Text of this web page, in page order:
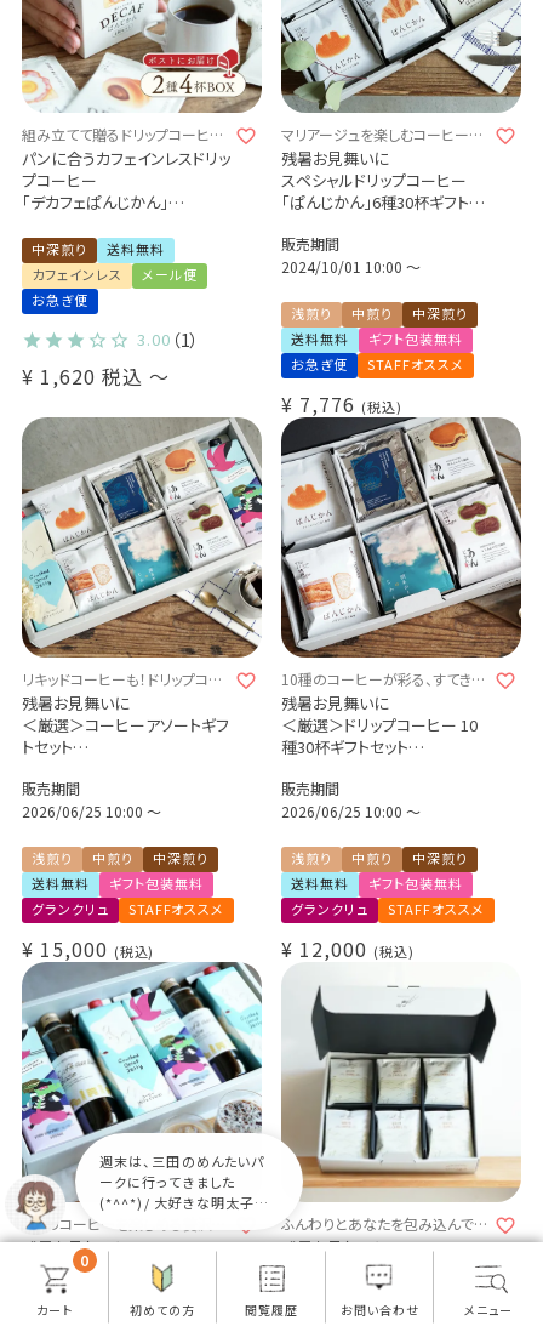
組み立てて贈るドリップコーヒー
4杯ギフト♪
パンに合うカフェインレスドリッ
プコーヒー
「デカフェぱんじかん」
立てキット
プチギフト メール便 送料無料
ご自身で作るキットをお届け♪
おかずパンに合う珈琲
おやつパンに合う珈琲
中深煎り
送料無料
カフェインレス
メール便
お急ぎ便
3.00 （1）
¥ 1,620 税込 〜
マリアージュを楽しむコーヒーギ
フト
残暑お見舞いに
スペシャルドリップコーヒー
「ぱんじかん」6種30杯ギフトセ
（カフェインレスコーヒー 2種
10杯＋スペシャルティコーヒー
パンに合う珈琲 プレゼント 贈
り物 アソートセット
販売期間
2024/10/01 10:00〜
浅煎り 中煎り
中深煎り
送料無料
ギフト包装無料
お急ぎ便
STAFFオススメ
¥ 7,776 税込
リキッドコーヒーも！ドリップコー
ヒーも！たっぷり詰め合わせまし
た♪
残暑お見舞いに
＜厳選＞コーヒーアソートギフ
トセット
コーヒー 10種30杯
クラッシュドデカフェゼリー カ
グランクリュ スペシャルティ
数量限定 期間限定 送料無料
販売期間
2026/06/25 10:00 〜
浅煎り 中煎り
中深煎り
送料無料
ギフト包装無料
グランクリュ
STAFFオススメ
¥ 15,000 税込
10種のコーヒーが彩る、すてきな
じかん
残暑お見舞いに
＜厳選＞ドリップコーヒー 10
種30杯ギフトセット
COE受賞 グランクリュ スペシ
ャルティ
販売期間
2026/06/25 10:00〜
浅煎り 中煎り
中深煎り
送料無料
ギフト包装無料
グランクリュ
STAFFオススメ
¥ 12,000 税込
3種のコーヒーを楽しめる贅沢な
ギフトセット
残暑お見舞いに
リキッドコーヒー3種6本ギフト
セット
カリビアントレジャーブレンド
ふんわりとあなたを包み込んでく
れます♪
残暑お見舞いに
スペシャルドリップコーヒー
ホワイトキャメル
30杯ギフトセット
週末は、三田のめんたいパ
ークに行ってきました
(*^^*)/ 大好きな明太子を
たくさん食べて幸せでした♪
0